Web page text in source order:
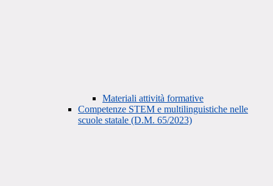
Materiali attività formative
Competenze STEM e multilinguistiche nelle
scuole statale (D.M. 65/2023)